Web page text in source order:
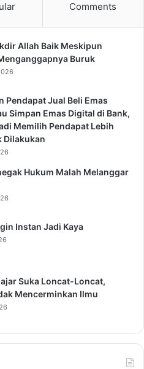
Comments
Allah Baik Meskipun
Buruk
Pendapat Jual Beli Emas
Simpan Emas Digital di Bank,
Memilih Pendapat Lebih
Dilakukan
Hukum Malah Melanggar
Instan Jadi Kaya
Suka Loncat-Loncat,
Mencerminkan Ilmu